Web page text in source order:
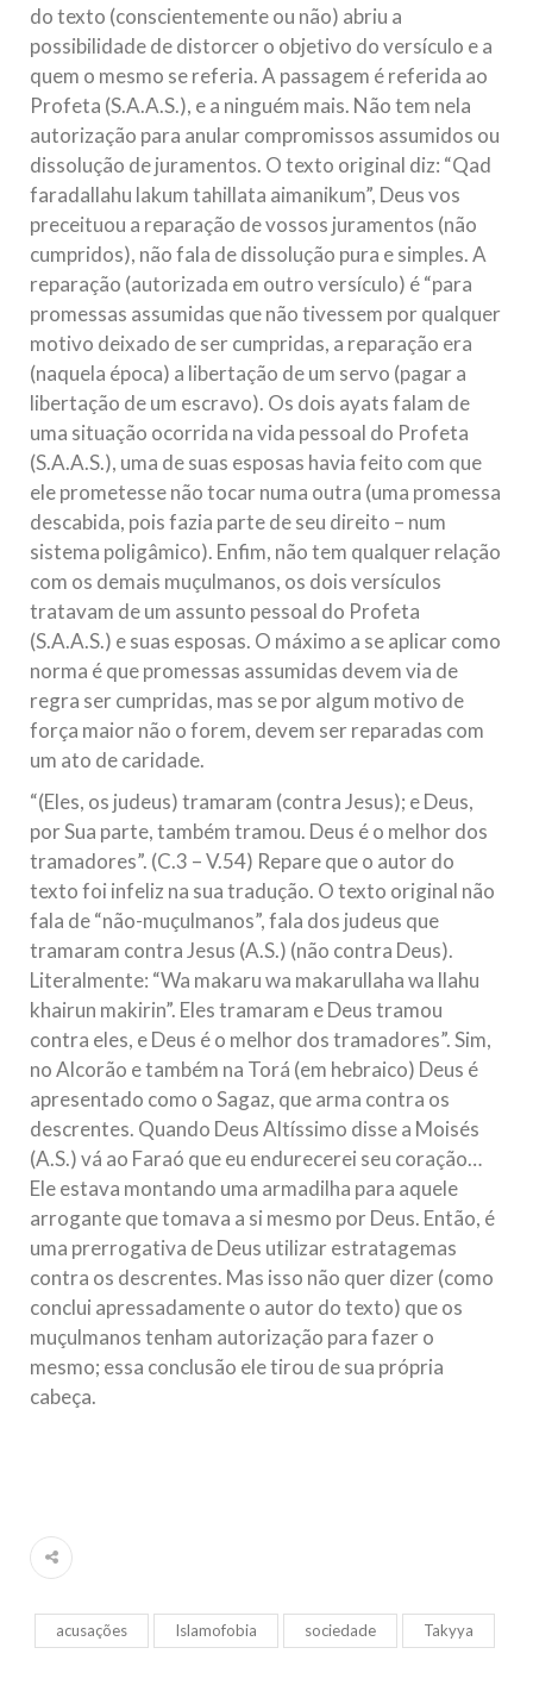
do texto (conscientemente ou não) abriu a
possibilidade de distorcer o objetivo do versículo e a
quem o mesmo se referia. A passagem é referida ao
Profeta (S.A.A.S.), e a ninguém mais. Não tem nela
autorização para anular compromissos assumidos ou
dissolução de juramentos. O texto original diz: “Qad
faradallahu lakum tahillata aimanikum”, Deus vos
preceituou a reparação de vossos juramentos (não
cumpridos), não fala de dissolução pura e simples. A
reparação (autorizada em outro versículo) é “para
promessas assumidas que não tivessem por qualquer
motivo deixado de ser cumpridas, a reparação era
(naquela época) a libertação de um servo (pagar a
libertação de um escravo). Os dois ayats falam de
uma situação ocorrida na vida pessoal do Profeta
(S.A.A.S.), uma de suas esposas havia feito com que
ele prometesse não tocar numa outra (uma promessa
descabida, pois fazia parte de seu direito – num
sistema poligâmico). Enfim, não tem qualquer relação
com os demais muçulmanos, os dois versículos
tratavam de um assunto pessoal do Profeta
(S.A.A.S.) e suas esposas. O máximo a se aplicar como
norma é que promessas assumidas devem via de
regra ser cumpridas, mas se por algum motivo de
força maior não o forem, devem ser reparadas com
um ato de caridade.
“(Eles, os judeus) tramaram (contra Jesus); e Deus,
por Sua parte, também tramou. Deus é o melhor dos
tramadores”. (C.3 – V.54) Repare que o autor do
texto foi infeliz na sua tradução. O texto original não
fala de “não-muçulmanos”, fala dos judeus que
tramaram contra Jesus (A.S.) (não contra Deus).
Literalmente: “Wa makaru wa makarullaha wa llahu
khairun makirin”. Eles tramaram e Deus tramou
contra eles, e Deus é o melhor dos tramadores”. Sim,
no Alcorão e também na Torá (em hebraico) Deus é
apresentado como o Sagaz, que arma contra os
descrentes. Quando Deus Altíssimo disse a Moisés
(A.S.) vá ao Faraó que eu endurecerei seu coração…
Ele estava montando uma armadilha para aquele
arrogante que tomava a si mesmo por Deus. Então, é
uma prerrogativa de Deus utilizar estratagemas
contra os descrentes. Mas isso não quer dizer (como
conclui apressadamente o autor do texto) que os
muçulmanos tenham autorização para fazer o
mesmo; essa conclusão ele tirou de sua própria
cabeça.
acusações Islamofobia sociedade Takyya